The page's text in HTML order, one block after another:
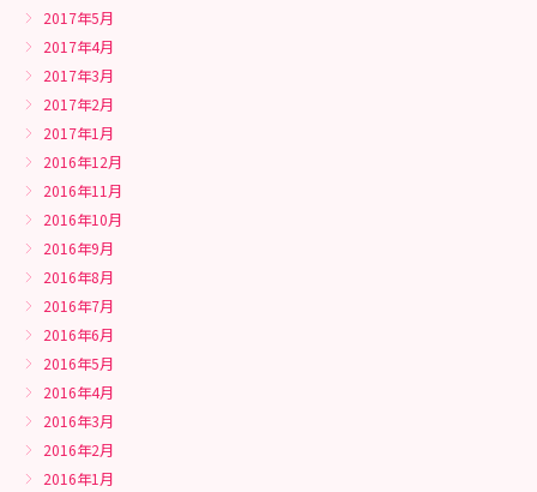
2017年5月
2017年4月
2017年3月
2017年2月
2017年1月
2016年12月
2016年11月
2016年10月
2016年9月
2016年8月
2016年7月
2016年6月
2016年5月
2016年4月
2016年3月
2016年2月
2016年1月